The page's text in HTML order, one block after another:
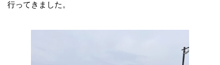
行ってきました。